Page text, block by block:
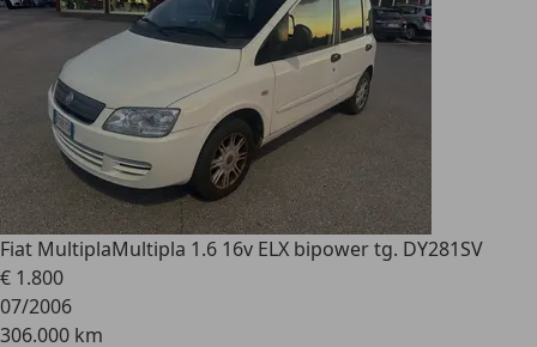
Fiat MultiplaMultipla 1.6 16v ELX bipower tg. DY281SV
€ 1.800
07/2006
306.000 km